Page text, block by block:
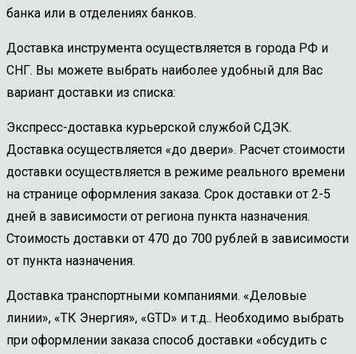
банка или в отделениях банков.
Доставка инструмента осуществляется в города РФ и
СНГ. Вы можете выбрать наиболее удобный для Вас
вариант доставки из списка:
Экспресс-доставка курьерской службой СДЭК.
Доставка осуществляется «до двери». Расчет стоимости
доставки осуществляется в режиме реального времени
на странице оформления заказа. Срок доставки от 2-5
дней в зависимости от региона пункта назначения.
Стоимость доставки от 470 до 700 рублей в зависимости
от пункта назначения.
Доставка транспортными компаниями. «Деловые
линии», «ТК Энергия», «GTD» и т.д.. Необходимо выбрать
при оформлении заказа способ доставки «обсудить с